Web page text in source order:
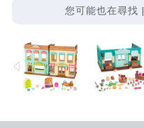
您可能也在尋找 |